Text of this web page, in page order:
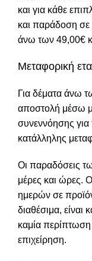
και για κάθε
και παράδοση σε
άνω των 49,00€
Μεταφορική
Για δέματα άνω
αποστολή μέσω
συνεννόησης για
κατάλληλης
Οι παραδόσεις
μέρες και ώρες.
ημερών σε
διαθέσιμα, είναι
καμία περίπτωση
επιχείρηση.